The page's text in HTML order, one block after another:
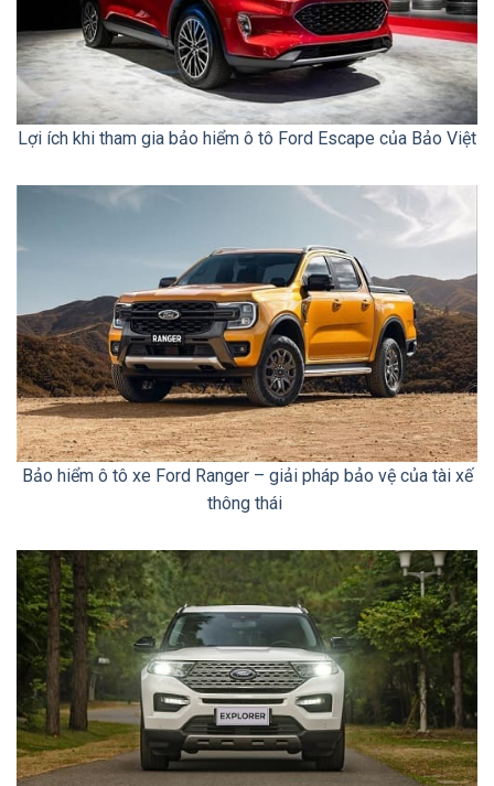
Lợi ích khi tham gia bảo hiểm ô tô Ford Escape của Bảo Việt
Bảo hiểm ô tô xe Ford Ranger – giải pháp bảo vệ của tài xế
thông thái